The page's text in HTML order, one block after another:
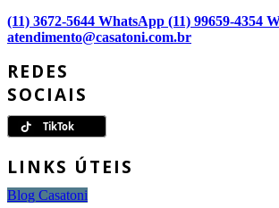
(11) 3672-5644 WhatsApp (11) 99659-4354
atendimento@casatoni.com.br
REDES
SOCIAIS
LINKS ÚTEIS
Blog Casatoni